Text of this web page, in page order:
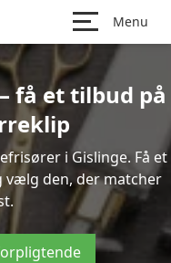
Menu
få et tilbud på
i Gislinge. Få et
vælg den, der matcher